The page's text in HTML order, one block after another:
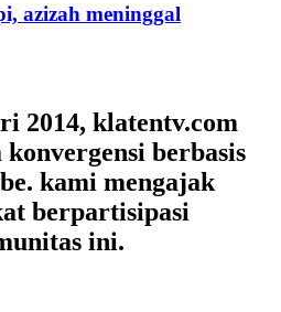
azizah meninggal
2014, klatentv.com
berbasis
kami mengajak
berpartisipasi
ini.